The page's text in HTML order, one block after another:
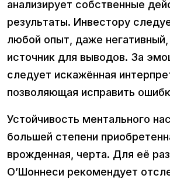
анализирует собственные
результаты. Инвестору
любой опыт, даже негативный,
источник для выводов. За
следует искажённая
позволяющая исправить
Устойчивость ментального
большей степени
врожденная, черта. Для её
О’Шоннеси рекомендует